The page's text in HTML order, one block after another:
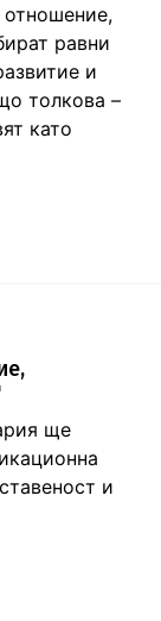
отношение,
равни
и
толкова –
като
ще
и